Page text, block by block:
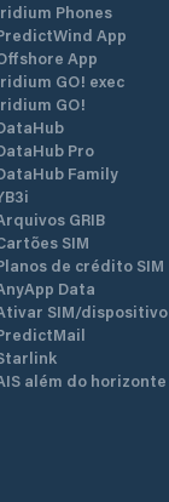
Phones
App
App
GO! exec
GO!
Pro
Family
GRIB
SIM
de crédito SIM
Data
SIM/dispositivo
além do horizonte